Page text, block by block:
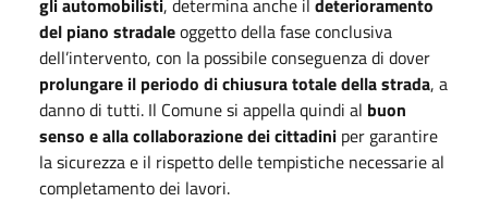
del piano stradaleoggetto della fase conclusiva
dell’intervento, con la possibile conseguenza di dover
prolungare il periodo di chiusura totale della strada, a
danno di tutti. Il Comune si appella quindi al buon
senso e alla collaborazione dei cittadini per garantire
la sicurezza e il rispetto delle tempistiche necessarie al
completamento dei lavori.